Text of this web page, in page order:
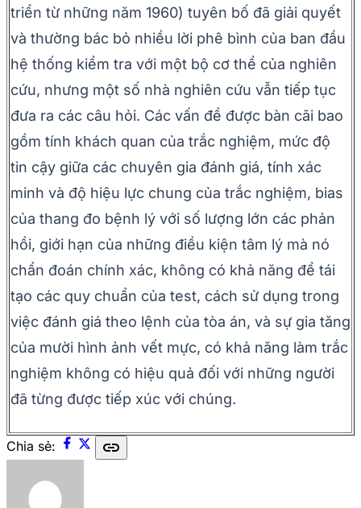
triển từ những năm 1960) tuyên bố đã giải quyết
và thường bác bỏ nhiều lời phê bình của ban đầu
hệ thống kiểm tra với một bộ cơ thể của nghiên
cứu, nhưng một số nhà nghiên cứu vẫn tiếp tục
đưa ra các câu hỏi. Các vấn đề được bàn cãi bao
gồm tính khách quan của trắc nghiệm, mức độ
tin cậy giữa các chuyên gia đánh giá, tính xác
minh và độ hiệu lực chung của trắc nghiệm, bias
của thang đo bệnh lý với số lượng lớn các phản
hồi, giới hạn của những điều kiện tâm lý mà nó
chẩn đoán chính xác, không có khả năng để tái
tạo các quy chuẩn của test, cách sử dụng trong
việc đánh giá theo lệnh của tòa án, và sự gia tăng
của mười hình ảnh vết mực, có khả năng làm trắc
nghiệm không có hiệu quả đối với những người
đã từng được tiếp xúc với chúng.
Chia sẻ: link